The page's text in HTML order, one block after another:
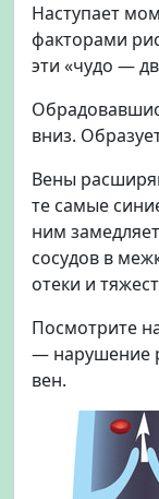
Наступает
факторами
эти «чудо —
вниз.
Вены
те самые
ним
сосудов в
отеки и
Посмотрите
— нарушение
вен.